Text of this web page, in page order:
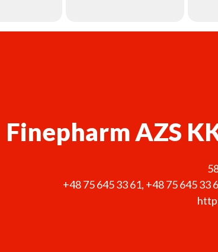
Finepharm AZS
+48 75 645 33 61, +48 75 645 33